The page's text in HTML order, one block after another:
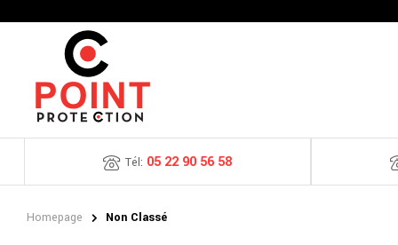
Tél: 05 22 90 56 58
Homepage Non Classé